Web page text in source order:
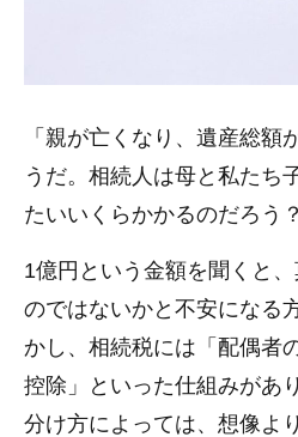
「親が亡くなり、遺産総額
うだ。相続人は母と私たち
たいいくらかかるのだろう？
1億円という金額を聞くと
のではないかと不安になる
かし、相続税には「配偶者
控除」といった仕組みがあ
分け方によっては、想像よ